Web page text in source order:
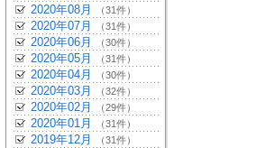
2020年08月 （31件）
2020年07月 （31件）
2020年06月 （30件）
2020年05月 （31件）
2020年04月 （30件）
2020年03月 （32件）
2020年02月 （29件）
2020年01月 （31件）
2019年12月 （31件）